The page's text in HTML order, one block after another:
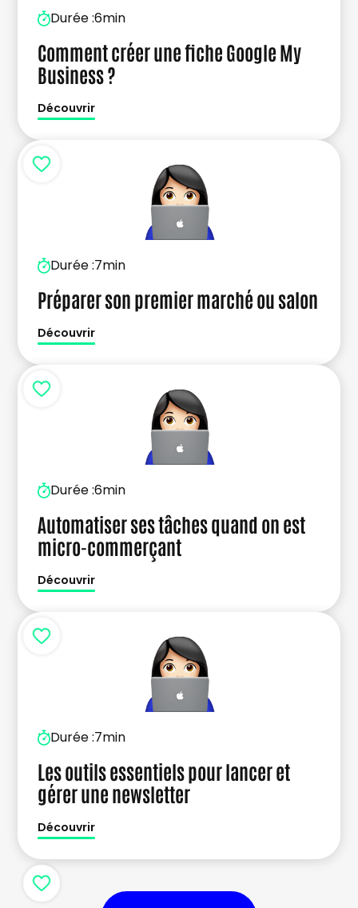
Durée :6min
Comment créer une fiche Google My
Business ?
Découvrir
Durée :7min
Préparer son premier marché ou salon
Découvrir
Durée :6min
Automatiser ses tâches quand on est
micro-commerçant
Découvrir
Durée :7min
Les outils essentiels pour lancer et
gérer une newsletter
Découvrir